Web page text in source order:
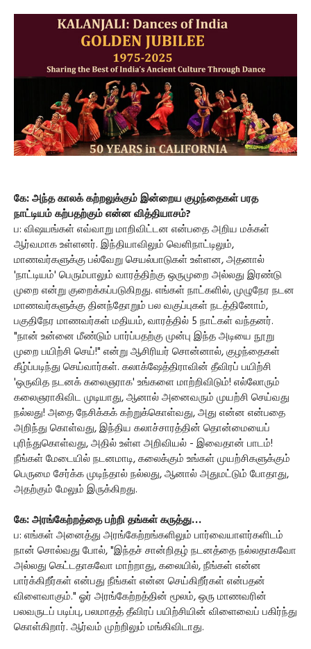
கே: அந்த காலக் கற்றலுக்கும் இன்றைய குழந்தைகள் பரத
நாட்டியம் கற்பதற்கும் என்ன வித்தியாசம்?
ப: விஷயங்கள் எவ்வாறு மாறிவிட்டன என்பதை அறிய மக்கள்
ஆர்வமாக உள்ளனர். இந்தியாவிலும் வெளிநாட்டிலும்,
மாணவர்களுக்கு பல்வேறு செயல்பாடுகள் உள்ளன, அதனால்
'நாட்டியம்' பெரும்பாலும் வாரத்திற்கு ஒருமுறை அல்லது இரண்டு
முறை என்று குறைக்கப்படுகிறது. எங்கள் நாட்களில், முழுநேர நடன
மாணவர்களுக்கு தினந்தோறும் பல வகுப்புகள் நடத்தினோம்,
பகுதிநேர மாணவர்கள் மதியம், வாரத்தில் 5 நாட்கள் வந்தனர்.
"நான் உன்னை மீண்டும் பார்ப்பதற்கு முன்பு இந்த அடியை நூறு
முறை பயிற்சி செய்!" என்று ஆசிரியர் சொன்னால், குழந்தைகள்
கீழ்ப்படிந்து செய்வார்கள். கலாக்ஷேத்திராவின் தீவிரப் பயிற்சி
'ஒருவித நடனக் கலைஞராக' உங்களை மாற்றிவிடும்! எல்லோரும்
கலைஞராகிவிட முடியாது, ஆனால் அனைவரும் முயற்சி செய்வது
நல்லது! அதை நேசிக்கக் கற்றுக்கொள்வது, அது என்ன என்பதை
அறிந்து கொள்வது, இந்திய கலாச்சாரத்தின் தொன்மையைப்
புரிந்துகொள்வது, அதில் உள்ள அறிவியல் - இவைதான் பாடம்!
நீங்கள் மேடையில் நடனமாடி, கலைக்கும் உங்கள் முயற்சிகளுக்கும்
பெருமை சேர்க்க முடிந்தால் நல்லது, ஆனால் அதுமட்டும் போதாது,
அதற்கும் மேலும் இருக்கிறது.
கே: அரங்கேற்றத்தை பற்றி தங்கள் கருத்து…
ப: எங்கள் அனைத்து அரங்கேற்றங்களிலும் பார்வையாளர்களிடம்
நான் சொல்வது போல், "இந்தச் சான்றிதழ் நடனத்தை நல்லதாகவோ
அல்லது கெட்டதாகவோ மாற்றாது, கலையில், நீங்கள் என்ன
பார்க்கிறீர்கள் என்பது நீங்கள் என்ன செய்கிறீர்கள் என்பதன்
விளைவாகும்." ஓர் அரங்கேற்றத்தின் மூலம், ஒரு மாணவரின்
பலவருடப் படிப்பு, பலமாதத் தீவிரப் பயிற்சியின் விளைவைப் பகிர்ந்து
கொள்கிறார். ஆர்வம் முற்றிலும் மங்கிவிடாது.